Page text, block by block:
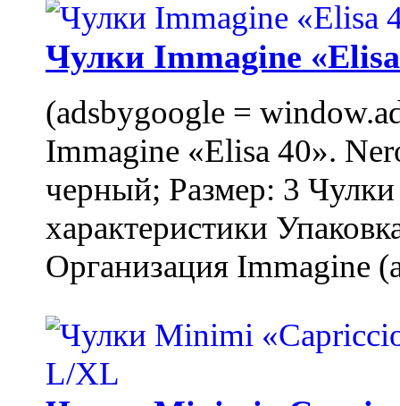
Чулки Immagine
(adsbygoogle =
Immagine «Elisa 40».
черный; Размер: 3
характеристики
Организация Immagine